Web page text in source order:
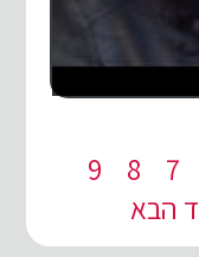
7
8
9